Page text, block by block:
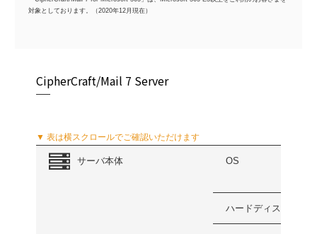
対象としております。（2020年12月現在）
CipherCraft/Mail 7 Server
▼ 表は横スクロールでご確認いただけます
サーバ本体 OS
ハードディスク(最小)